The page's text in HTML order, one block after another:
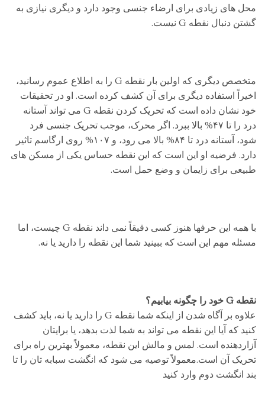
محل های زیادی برای ارضاء جنسی وجود دارد و دیگری نیازی به
گشتن دنبال نقطه G نیست.
متخصص دیگری که اولین بار نقطه G را به اطلاع عموم رسانید،
اخیراً استفاده دیگری برای آن کشف کرده است. او در تحقیقات
خود نشان داده است که تحریک کردن نقطه G می تواند آستانه
درد را تا ۴۷% بالا ببرد. اگر محرک، موجب تحریک جنسی فرد
شود، آستانه درد تا ۸۴% بالا می رود، و ۱۰۷% روی ارگاسم تاثیر
دارد. فرضیه او این است که این نقطه حساس یکی از مسکن های
طبیعی برای زایمان و وضع حمل است.
با همه این حرفها هنوز کسی دقیقاً نمی داند نقطه G چیست، اما
مسئله مهم این است که ببینید شما این نقطه را دارید یا نه.
نقطه G خود را چگونه بیابیم؟
علاوه بر آگاه شدن از اینکه شما نقطه G را دارید یا نه، باید کشف
کنید که آیا این نقطه می تواند به شما لذت بدهد، یا برایتان
آزاردهنده است. لمس و مالش این نقطه، معمولاً بهترین راه برای
تحریک آن است.معمولاً توصیه می شود که انگشت سبابه تان را تا
بند انگشت دوم وارد کنید